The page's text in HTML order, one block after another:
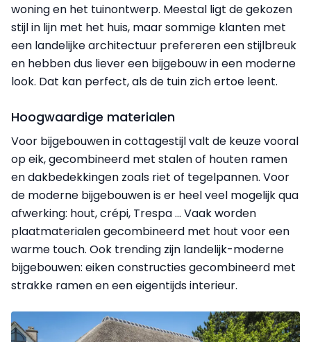
woning en het tuinontwerp. Meestal ligt de gekozen
stijl in lijn met het huis, maar sommige klanten met
een landelijke architectuur prefereren een stijlbreuk
en hebben dus liever een bijgebouw in een moderne
look. Dat kan perfect, als de tuin zich ertoe leent.
Hoogwaardige materialen
Voor bijgebouwen in cottagestijl valt de keuze vooral
op eik, gecombineerd met stalen of houten ramen
en dakbedekkingen zoals riet of tegelpannen. Voor
de moderne bijgebouwen is er heel veel mogelijk qua
afwerking: hout, crépi, Trespa ... Vaak worden
plaatmaterialen gecombineerd met hout voor een
warme touch. Ook trending zijn landelijk-moderne
bijgebouwen: eiken constructies gecombineerd met
strakke ramen en een eigentijds interieur.